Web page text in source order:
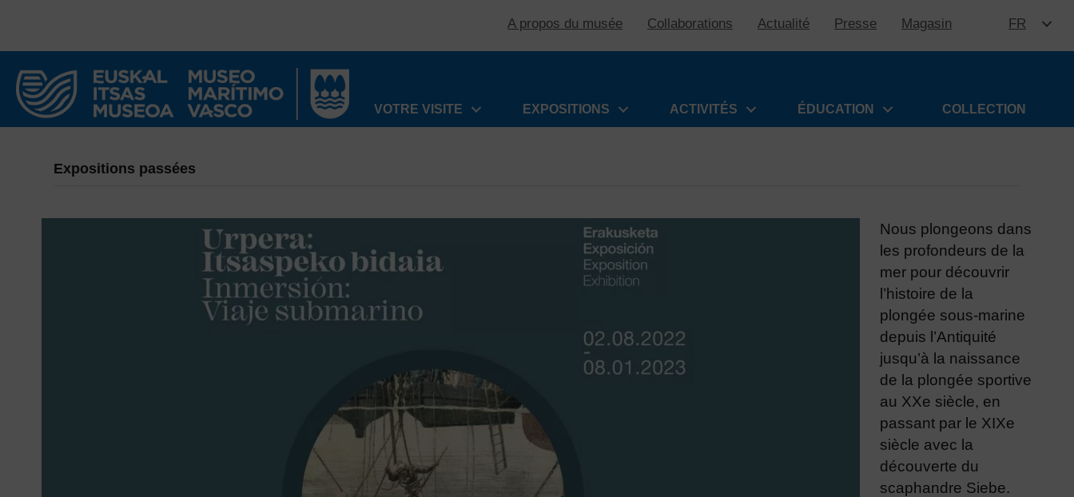
A propos du musée Collaborations Actualité Presse Magasin FR
VOTRE VISITE
EXPOSITIONS ACTIVITÉS ÉDUCATION COLLECTION
Expositions passées
Nous plongeons dans
les profondeurs de la
mer pour découvrir
l’histoire de la
plongée sous-marine
depuis l’Antiquité
jusqu’à la naissance
de la plongée sportive
au XXe siècle, en
passant par le XIXe
siècle avec la
découverte du
scaphandre Siebe.